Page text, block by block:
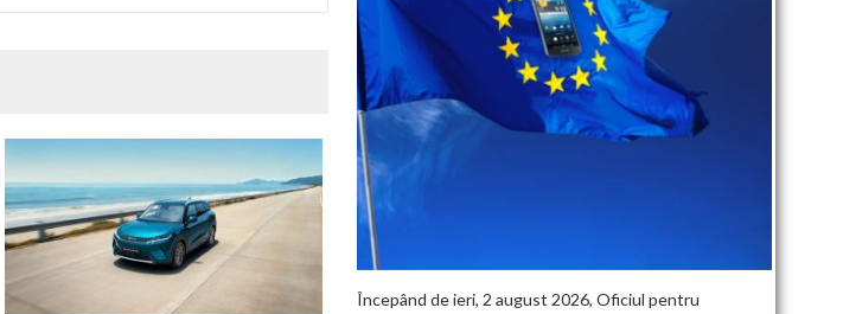
Începând de ieri, 2 august 2026, Oficiul pentru